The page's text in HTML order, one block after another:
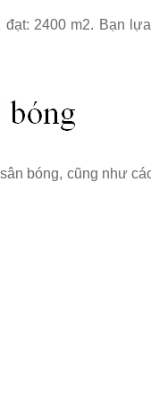
2400 m2. Bạn
bóng, cũng như